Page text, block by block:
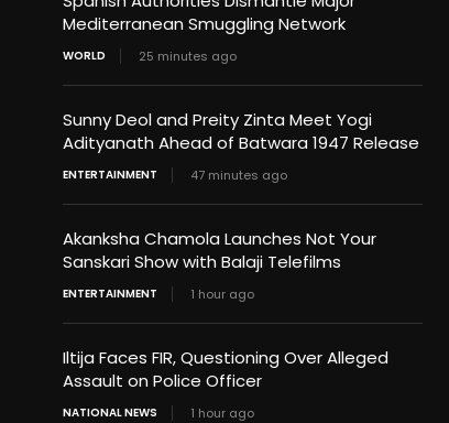
Mediterranean Smuggling Network
WORLD 25 minutes ago
Sunny Deol and Preity Zinta Meet Yogi
Adityanath Ahead of Batwara 1947 Release
ENTERTAINMENT 47 minutes ago
Akanksha Chamola Launches Not Your
Sanskari Show with Balaji Telefilms
ENTERTAINMENT 1 hour ago
Iltija Faces FIR, Questioning Over Alleged
Assault on Police Officer
NATIONAL NEWS 1 hour ago